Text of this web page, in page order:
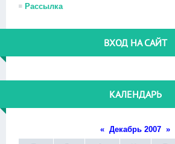
Рассылка
ВХОД НА САЙТ
КАЛЕНДАРЬ
« Декабрь 2007 »